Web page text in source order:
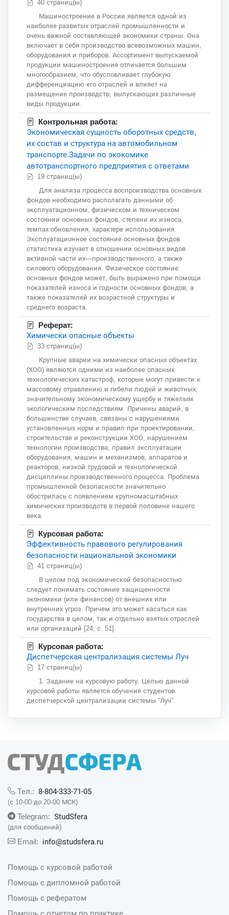
40 страниц(ы)
Машиностроение в России является одной из
наиболее развитых отраслей промышленности и
очень важной составляющей экономики страны. Она
включает в себя производство всевозможных машин,
оборудования и приборов. Ассортимент выпускаемой
продукции машиностроения отличается большим
многообразием, что обусловливает глубокую
дифференциацию его отраслей и влияет на
размещение производств, выпускающих различные
виды продукции.
Контрольная работа:
Экономическая сущность оборотных средств,
их состав и структура на автомобильном
транспорте.Задачи по экокомике
автотранспортного предприятия с ответами
19 страниц(ы)
Для анализа процесса воспроизводства основных
фондов необходимо располагать данными об
эксплуатационном, физическом и техническом
состоянии основных фондов, степени их износа,
темпах обновления, характере использования.
Эксплуатационное состояние основных фондов
статистика изучает в отношении основных видов
активной части их—производственного, а также
силового оборудования. Физическое состояние
основных фондов может, быть выражено при помощи
показателей износа и годности основных фондов, а
также показателей их возрастной структуры и
среднего возраста.
Реферат:
Химически опасные объекты
33 страниц(ы)
Крупные аварии на химически опасных объектах
(ХОО) являются одними из наиболее опасных
технологических катастроф, которые могут привести к
массовому отравлению и гибели людей и животных,
значительному экономическому ущербу и тяжелым
экологическим последствиям. Причины аварий, в
большинстве случаев, связаны с нарушениями
установленных норм и правил при проектировании,
строительстве и реконструкции ХОО, нарушением
технологии производства, правил эксплуатации
оборудования, машин и механизмов, аппаратов и
реакторов, низкой трудовой и технологической
дисциплины производственного процесса. Проблема
промышленной безопасности значительно
обострилась с появлением крупномасштабных
химических производств в первой половине нашего
века.
Курсовая работа:
Эффективность правового регулирования
безопасности национальной экономики
41 страниц(ы)
В целом под экономической безопасностью
следует понимать состояние защищенности
экономики (или финансов) от внешних или
внутренних угроз. Причем это может касаться как
государства в целом, так и отдельно взятых отраслей
или организаций [24, с. 51].
Курсовая работа:
Диспетчерская централизация системы Луч
17 страниц(ы)
1. Задание на курсовую работу. Целью данной
курсовой работы является обучение студентов
диспетчерской централизации системы “Луч”.
Тел.: 8-804-333-71-05
(с 10-00 до 20-00 МСК)
Telegram: StudSfera
(для сообщений)
Email: info@studsfera.ru
Помощь с курсовой работой
Помощь с дипломной работой
Помощь с рефератом
Помощь с отчетом по практике